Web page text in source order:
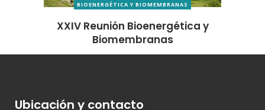
BIOENERGÉTICA Y BIOMEMBRANAS
XXIV Reunión Bioenergética y
Biomembranas
Ubicación y contacto